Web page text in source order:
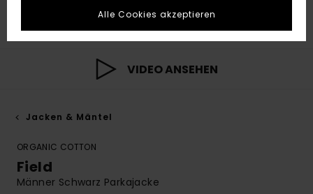
VIDEO ANSEHEN
Jacken & Mäntel
ORGANIC COTTON
Field
Männer Schwarz Parkajacke
Alle Cookies akzeptieren